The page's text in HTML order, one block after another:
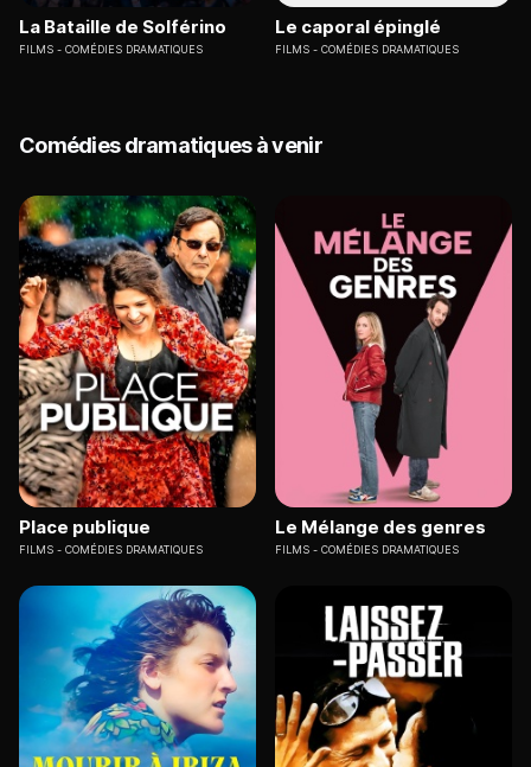
La Bataille de Solférino
FILMS COMÉDIES DRAMATIQUES
Le caporal épinglé
FILMS COMÉDIES DRAMATIQUES
Comédies dramatiques à venir
Place publique
FILMS COMÉDIES DRAMATIQUES
Le Mélange des genres
FILMS COMÉDIES DRAMATIQUES